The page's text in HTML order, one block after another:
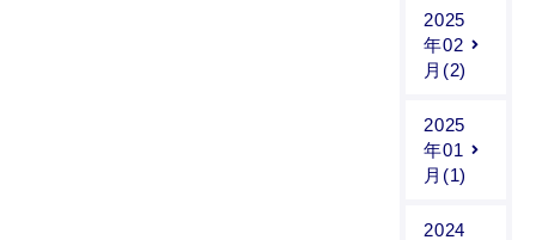
2025
年02
月(2)
2025
年01
月(1)
2024